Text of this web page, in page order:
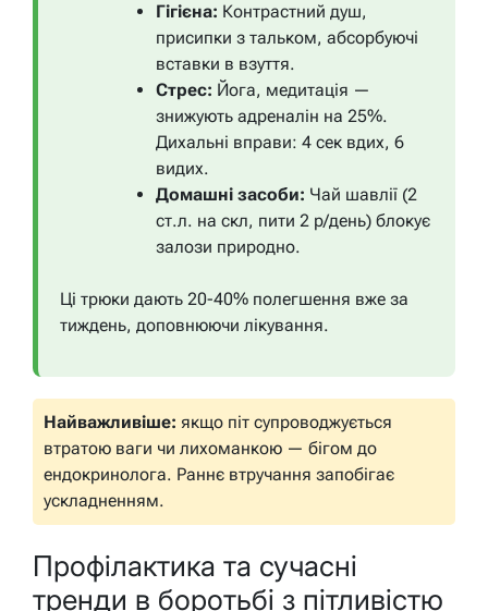
Гігієна: Контрастний душ,
присипки з тальком, абсорбуючі
вставки в взуття.
Стрес: Йога, медитація —
знижують адреналін на 25%.
Дихальні вправи: 4 сек вдих, 6
видих.
Домашні засоби: Чай шавлії (2
ст.л. на скл, пити 2 р/день) блокує
залози природно.
Ці трюки дають 20-40% полегшення вже за
тиждень, доповнюючи лікування.
Найважливіше: якщо піт супроводжується
втратою ваги чи лихоманкою — бігом до
ендокринолога. Раннє втручання запобігає
ускладненням.
Профілактика та сучасні
тренди в боротьбі з пітливістю